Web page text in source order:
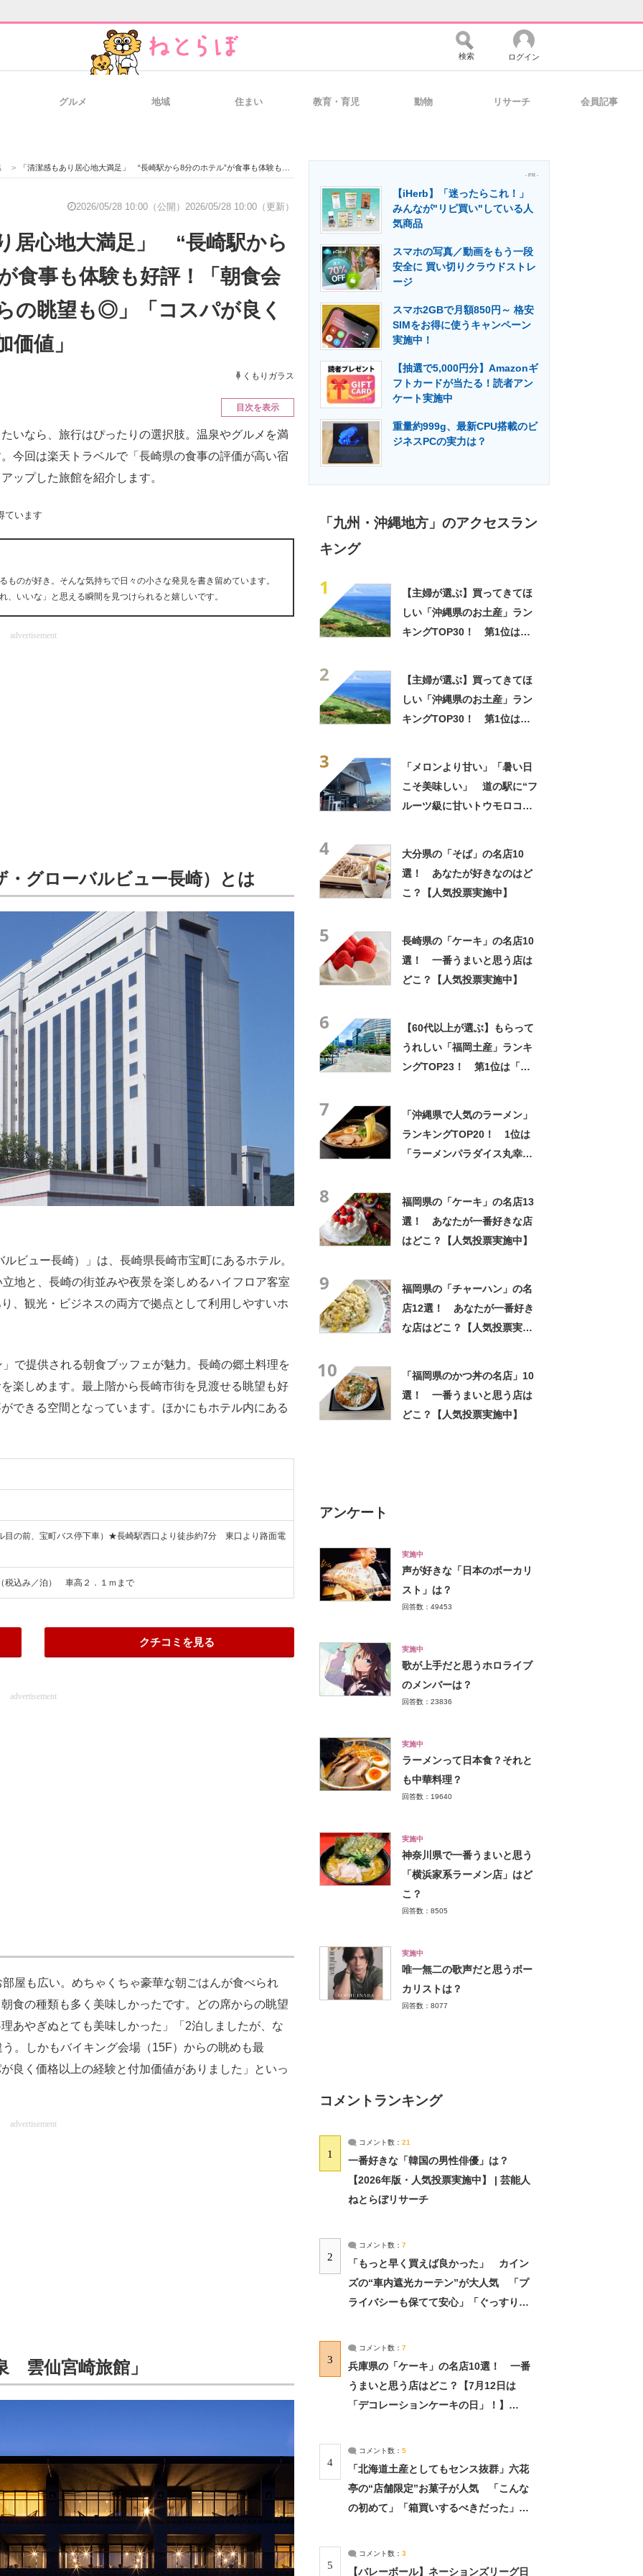
経営リーダーのコミュニティ マーケ×ITの今がよく分かる
品の総合サイト IT製品の技術・比較・事例 製造業のIT導入・活用を支援
クス専門サイト エネルギーの専門メディア 建設×テクノロジーの最前線
検索 ログイン
グルメ 地域 住まい 教育・育児 動物 リサーチ 会員記事
> 「清潔感もあり居心地大満足」 “長崎駅から8分のホテル”が食事も体験も好評！「朝食会場、どの席からの眺望も◎」「コスパが良く価格以上の付加価値」
2026/05/28 10:00（公開） 2026/05/28 10:00（更新）
居心地大満足」 “長崎駅から
食事も体験も好評！「朝食会
の眺望も◎」「コスパが良く
価値」
くもりガラス
目次を表示
いなら、旅行はぴったりの選択肢。温泉やグルメを満
今回は楽天トラベルで「長崎県の食事の評価が高い宿
ップした旅館を紹介します。
ています
ものが好き。そんな気持ちで日々の小さな発見を書き留めています。
いいな」と思える瞬間を見つけられると嬉しいです。
advertisement
グローバルビュー長崎）とは
ビュー長崎）」は、長崎県長崎市宝町にあるホテル。
地と、長崎の街並みや夜景を楽しめるハイフロア客室
、観光・ビジネスの両方で拠点として利用しやすいホ
で提供される朝食ブッフェが魅力。長崎の郷土料理を
楽しめます。最上階から長崎市街を見渡せる眺望も好
できる空間となっています。ほかにもホテル内にある
目の前、宝町バス停下車）★長崎駅西口より徒歩約7分 東口より路面電
込み／泊） 車高２．１ｍまで
クチコミを見る
advertisement
屋も広い。めちゃくちゃ豪華な朝ごはんが食べられ
食の種類も多く美味しかったです。どの席からの眺望
あやぎぬとても美味しかった」「2泊しましたが、な
。しかもバイキング会場（15F）からの眺めも最
良く価格以上の経験と付加価値がありました」といっ
advertisement
雲仙宮崎旅館」
- PR -
【iHerb】「迷ったらこれ！」
みんなが"リピ買い"している人
気商品
スマホの写真／動画をもう一段
安全に 買い切りクラウドストレ
ージ
スマホ2GBで月額850円～ 格安
SIMをお得に使うキャンペーン
実施中！
【抽選で5,000円分】Amazonギ
フトカードが当たる！読者アン
ケート実施中
重量約999g、最新CPU搭載のビ
ジネスPCの実力は？
「九州・沖縄地方」のアクセスラン
キング
1
【主婦が選ぶ】買ってきてほ
しい「沖縄県のお土産」ラン
キングTOP30！ 第1位は
2
【主婦が選ぶ】買ってきてほ
しい「沖縄県のお土産」ラン
キングTOP30！ 第1位は
3
「メロンより甘い」「暑い日
こそ美味しい」 道の駅に“フ
ルーツ級に甘いトウモロコ
4
大分県の「そば」の名店10
選！ あなたが好きなのはど
こ？【人気投票実施中】
5
長崎県の「ケーキ」の名店10
選！ 一番うまいと思う店は
どこ？【人気投票実施中】
6
【60代以上が選ぶ】もらって
うれしい「福岡土産」ランキ
ングTOP23！ 第1位は「博
7
「沖縄県で人気のラーメン」
ランキングTOP20！ 1位は
「ラーメンパラダイス丸幸」
8
福岡県の「ケーキ」の名店13
選！ あなたが一番好きな店
はどこ？【人気投票実施中】
9
福岡県の「チャーハン」の名
店12選！ あなたが一番好き
な店はどこ？【人気投票実施
10
「福岡県のかつ丼の名店」10
選！ 一番うまいと思う店は
どこ？【人気投票実施中】
アンケート
実施中
声が好きな「日本のボーカリ
スト」は？
回答数：49453
実施中
歌が上手だと思うホロライブ
のメンバーは？
回答数：23836
実施中
ラーメンって日本食？それと
も中華料理？
回答数：19640
実施中
神奈川県で一番うまいと思う
「横浜家系ラーメン店」はど
こ？
回答数：8505
実施中
唯一無二の歌声だと思うボー
カリストは？
回答数：8077
コメントランキング
1
コメント数： 21
一番好きな「韓国の男性俳優」は？
【2026年版・人気投票実施中】 | 芸能人
ねとらぼリサーチ
2
コメント数： 7
「もっと早く買えば良かった」 カイン
ズの“車内遮光カーテン”が大人気 「プ
ライバシーも保てて安心」「ぐっすり眠
3
コメント数： 7
兵庫県の「ケーキ」の名店10選！ 一番
うまいと思う店はどこ？【7月12日は
「デコレーションケーキの日」！】
4
コメント数： 5
「北海道土産としてもセンス抜群」六花
亭の“店舗限定”お菓子が人気 「こんな
の初めて」「箱買いするべきだった」
5
コメント数： 3
【バレーボール】ネーションズリーグ日